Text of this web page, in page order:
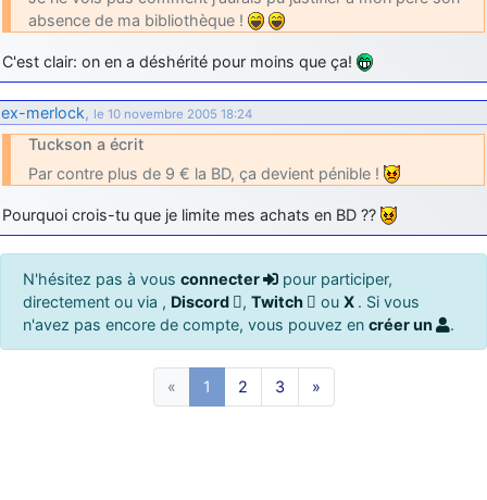
absence de ma bibliothèque !
C'est clair: on en a déshérité pour moins que ça!
ex-merlock, le 10 novembre 2005 18:24
Tuckson a écrit
Par contre plus de 9 € la BD, ça devient pénible !
Pourquoi crois-tu que je limite mes achats en BD ??
N'hésitez pas à vous connecter
pour participer,
directement ou via , Discord , Twitch ou X . Si vous
n'avez pas encore de compte, vous pouvez en créer un .
« 1 2 3 »